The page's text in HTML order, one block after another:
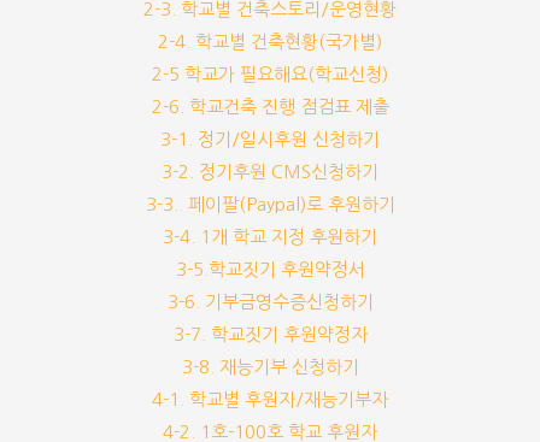
2-3. 학교별 건축스토리/운영현황
2-4. 학교별 건축현황(국가별)
2-5 학교가 필요해요(학교신청)
2-6. 학교건축 진행 점검표 제출
3-1. 정기/일시후원 신청하기
3-2. 정기후원 CMS신청하기
3-3.. 페이팔(Paypal)로 후원하기
3-4. 1개 학교 지정 후원하기
3-5.학교짓기 후원약정서
3-6. 기부금영수증신청하기
3-7. 학교짓기 후원약정자
3-8. 재능기부 신청하기
4-1. 학교별 후원자/재능기부자
4-2. 1호-100호 학교 후원자